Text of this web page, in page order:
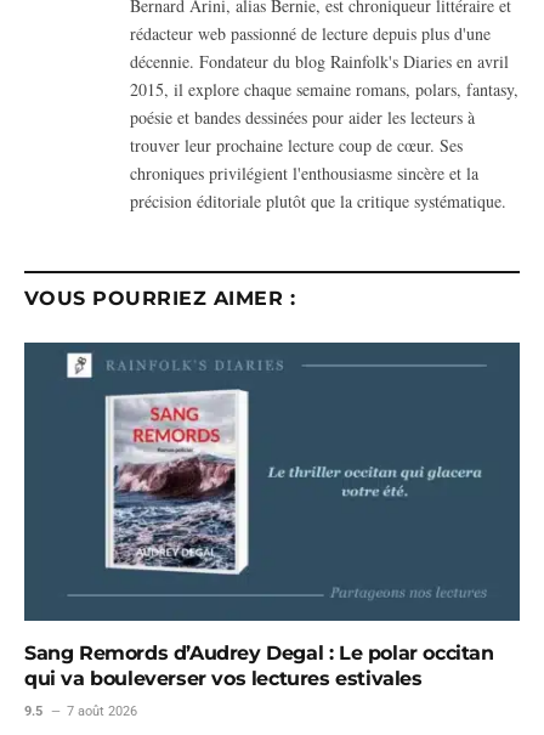
Bernard Arini, alias Bernie, est chroniqueur littéraire et
rédacteur web passionné de lecture depuis plus d'une
décennie. Fondateur du blog Rainfolk's Diaries en avril
2015, il explore chaque semaine romans, polars, fantasy,
poésie et bandes dessinées pour aider les lecteurs à
trouver leur prochaine lecture coup de cœur. Ses
chroniques privilégient l'enthousiasme sincère et la
précision éditoriale plutôt que la critique systématique.
VOUS POURRIEZ AIMER :
Sang Remords d’Audrey Degal : Le polar occitan
qui va bouleverser vos lectures estivales
9.5 7 août 2026